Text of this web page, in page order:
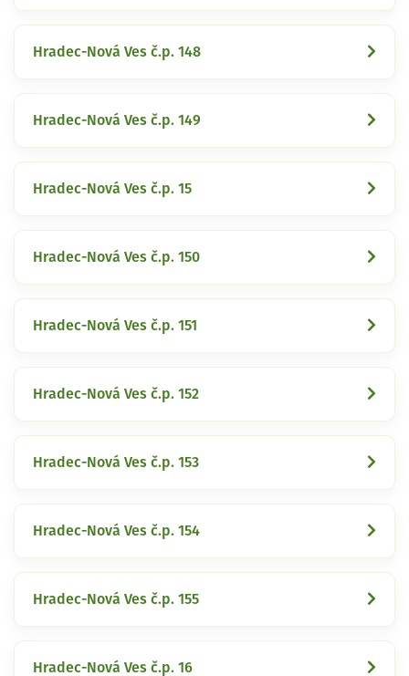
Hradec-Nová Ves č.p. 148
Hradec-Nová Ves č.p. 149
Hradec-Nová Ves č.p. 15
Hradec-Nová Ves č.p. 150
Hradec-Nová Ves č.p. 151
Hradec-Nová Ves č.p. 152
Hradec-Nová Ves č.p. 153
Hradec-Nová Ves č.p. 154
Hradec-Nová Ves č.p. 155
Hradec-Nová Ves č.p. 16